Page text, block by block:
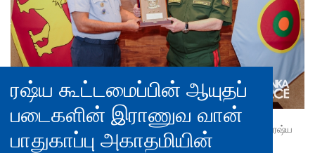
ரஷ்ய கூட்டமைப்பின் ஆயுதப்
படைகளின் இராணுவ வான்
பாதுகாப்பு அகாதமியின்
ரஷ்ய